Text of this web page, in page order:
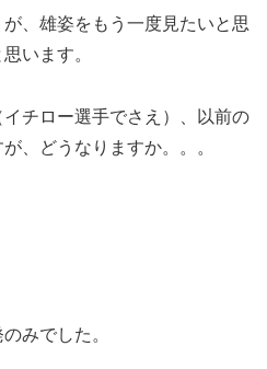
、雄姿をもう一度見たいと思
います。
チロー選手でさえ）、以前の
、どうなりますか。。。
みでした。